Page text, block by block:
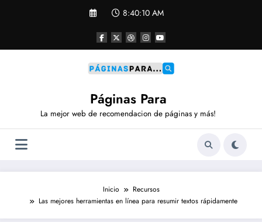
8:40:10 AM
Páginas Para
La mejor web de recomendacion de páginas y más!
Inicio
Recursos
Las mejores herramientas en línea para resumir textos rápidamente